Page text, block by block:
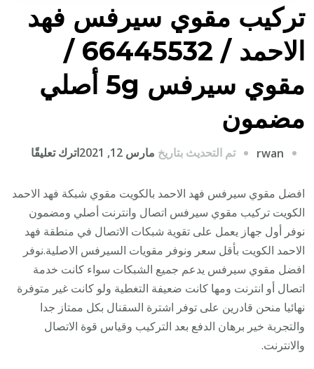
تركيب مقوي سيرفس فهد
الاحمد / 66445532 /
مقوي سيرفس 5g أصلي
مضمون
rwan تم التحديث بتاريخ مارس 12, 2021 اترك تعليقًا
مقوي
فهد
الاحمد
افضل مقوي سيرفس فهد الاحمد بالكويت مقوي شبكة فهد الاحمد
الكويت تركيب مقوي سيرفس اتصال وانترنت أصلي ومضمون
نوفر أول جهاز يعمل على تقوية شبكات الاتصال في منطقة فهد
الاحمد الكويت بأقل سعر ونوفر مقويات السيرفس الاصلية.نوفر
افضل مقوي سيرفس يدعم جميع الشبكات سواء كانت خدمة
اتصال أو انترنت ومها كانت ضعيفة التغطية ولو كانت غير متوفرة
نهائيا منحن قادرين على توفر اشترة السقنال بكل ممتاز جدا
والتجربة خير برهان الدفع بعد التركيب وقياس قوة الاتصال
والانترنت.